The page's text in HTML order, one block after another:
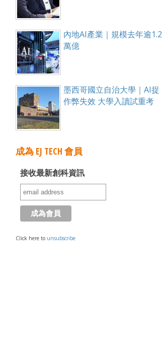
內地AI產業｜規模去年逾1.2
萬億
墨西哥國立自治大學｜AI捉
作弊失效 大學入讀試重考
成為 EJ TECH 會員
接收最新創科資訊
Click here to unsubscribe